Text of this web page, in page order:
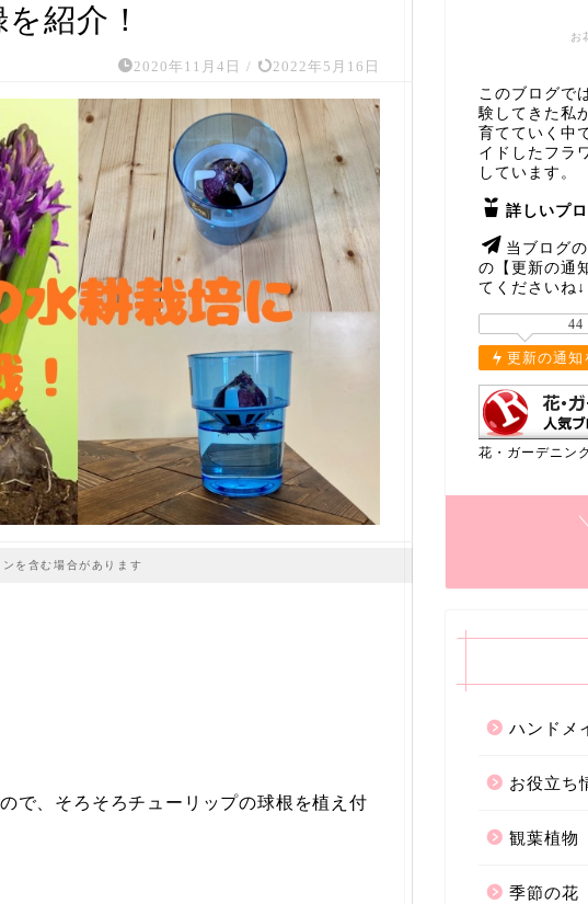
紹介！
2020年11月4日 / 2022年5月16日
を含む場合があります
で、そろそろチューリップの球根を植え付
お
このブログで
験してきた私
育てていく中
イドしたフラ
しています。
詳しいプ
当ブログ
の【更新の通
てくださいね↓
44
更新の通知
花・ガーデニン
ハンドメ
お役立ち
観葉植物
季節の花